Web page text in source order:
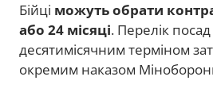
Бійці можуть обрати
або 24 місяці. Перелік посад
десятимісячним терміном
окремим наказом